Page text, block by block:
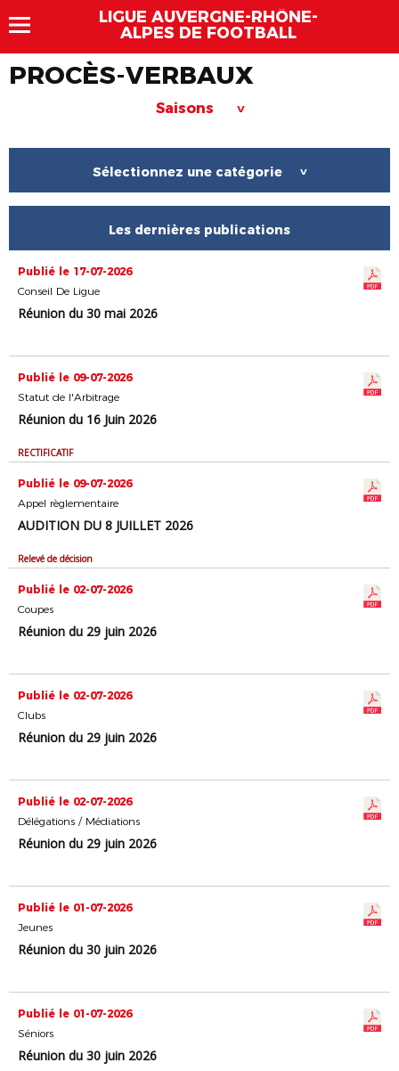
LIGUE AUVERGNE-RHÔNE-
ALPES DE FOOTBALL
PROCÈS-VERBAUX
Saisons >
Sélectionnez une catégorie >
Les dernières publications
Publié le 17-07-2026
Conseil De Ligue
Réunion du 30 mai 2026
Publié le 09-07-2026
Statut de l'Arbitrage
Réunion du 16 Juin 2026
RECTIFICATIF
Publié le 09-07-2026
Appel règlementaire
AUDITION DU 8 JUILLET 2026
Relevé de décision
Publié le 02-07-2026
Coupes
Réunion du 29 juin 2026
Publié le 02-07-2026
Clubs
Réunion du 29 juin 2026
Publié le 02-07-2026
Délégations / Médiations
Réunion du 29 juin 2026
Publié le 01-07-2026
Jeunes
Réunion du 30 juin 2026
Publié le 01-07-2026
Séniors
Réunion du 30 juin 2026